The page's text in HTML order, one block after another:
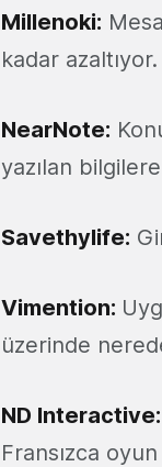
Millenoki:
kadar azaltıyor.
NearNote:
yazılan
Savethylife:
Vimention:
üzerinde
ND Interactive:
Fransızca oyun